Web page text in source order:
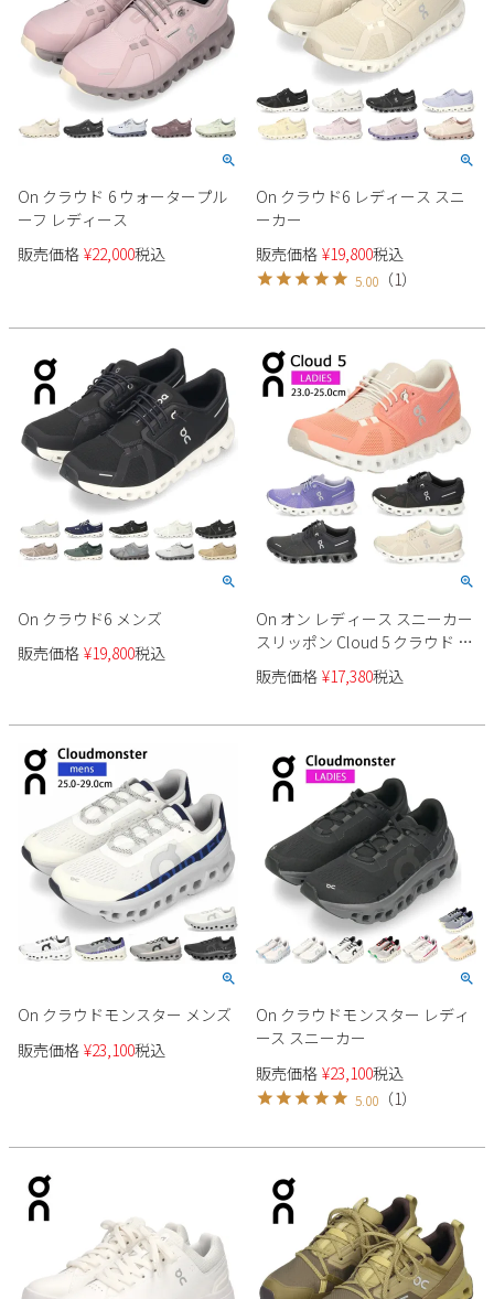
2026 年9月
日 月 火 木 金
土
1
4
6
7 10 11
12
13
14 15 17 18
19
27
28 29
新規会員登録
会社概要
プライバシーポリシー
特定商取引法に基づく表示
On クラウド 6 ウォータープル
ーフ レディース
販売価格 ¥22,000税込
On クラウド6 レディース スニ
ーカー
販売価格 ¥19,800税込
5.00 （1）
On クラウド6 メンズ
販売価格 ¥19,800税込
On オン レディース スニーカー
スリッポン Cloud 5 クラウド 5
ランニングシューズ ゴム紐 軽
量 運動 スポーツ タウンユース
販売価格 ¥17,380税込
On クラウドモンスター メンズ
販売価格 ¥23,100税込
On クラウドモンスター レディ
ース スニーカー
販売価格 ¥23,100税込
5.00 （1）